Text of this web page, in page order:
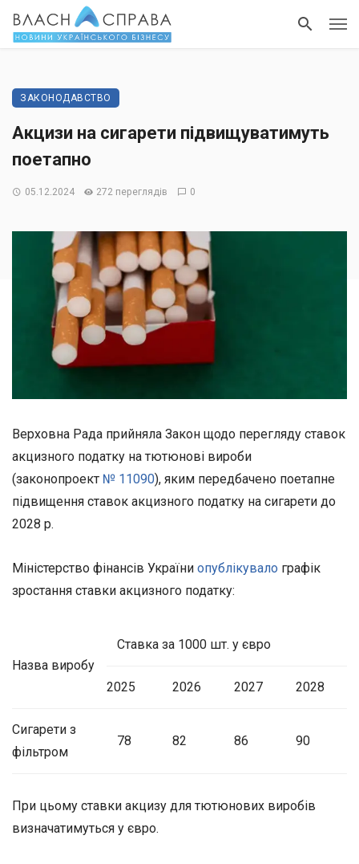
ЗАКОНОДАВСТВО
Акцизи на сигарети підвищуватимуть
поетапно
05.12.2024 272 переглядів 0
Верховна Рада прийняла Закон щодо перегляду ставок
акцизного податку на тютюнові вироби
(законопроект № 11090), яким передбачено поетапне
підвищення ставок акцизного податку на сигарети до
2028 р.
Міністерство фінансів України опублікувало графік
зростання ставки акцизного податку:
Назва виробу
Ставка за 1000 шт. у євро
2025 2026 2027 2028
Сигарети з
фільтром
78 82 86 90
При цьому ставки акцизу для тютюнових виробів
визначатимуться у євро.